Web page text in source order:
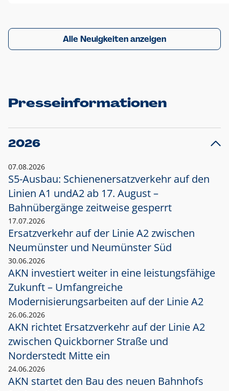
Alle Neuigkeiten anzeigen
Presseinformationen
2026
07.08.2026
S5-Ausbau: Schienenersatzverkehr auf den
Linien A1 undA2 ab 17. August –
Bahnübergänge zeitweise gesperrt
17.07.2026
Ersatzverkehr auf der Linie A2 zwischen
Neumünster und Neumünster Süd
30.06.2026
AKN investiert weiter in eine leistungsfähige
Zukunft – Umfangreiche
Modernisierungsarbeiten auf der Linie A2
26.06.2026
AKN richtet Ersatzverkehr auf der Linie A2
zwischen Quickborner Straße und
Norderstedt Mitte ein
24.06.2026
AKN startet den Bau des neuen Bahnhofs